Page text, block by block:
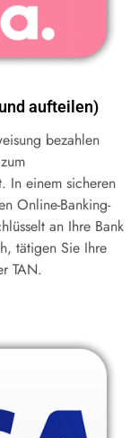
aufteilen)
bezahlen
In einem sicheren
Online-Banking-
an Ihre Bank
tätigen Sie Ihre
TAN.